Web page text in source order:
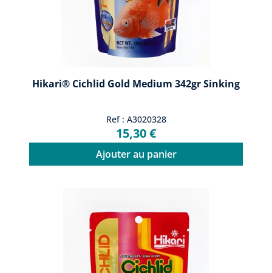
Hikari® Cichlid Gold Medium 342gr Sinking
Ref : A3020328
15,30 €
Ajouter au panier